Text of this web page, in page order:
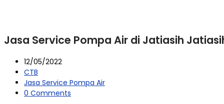
Jasa Service Pompa Air di Jatiasih
12/05/2022
CTB
Jasa Service Pompa Air
0 Comments